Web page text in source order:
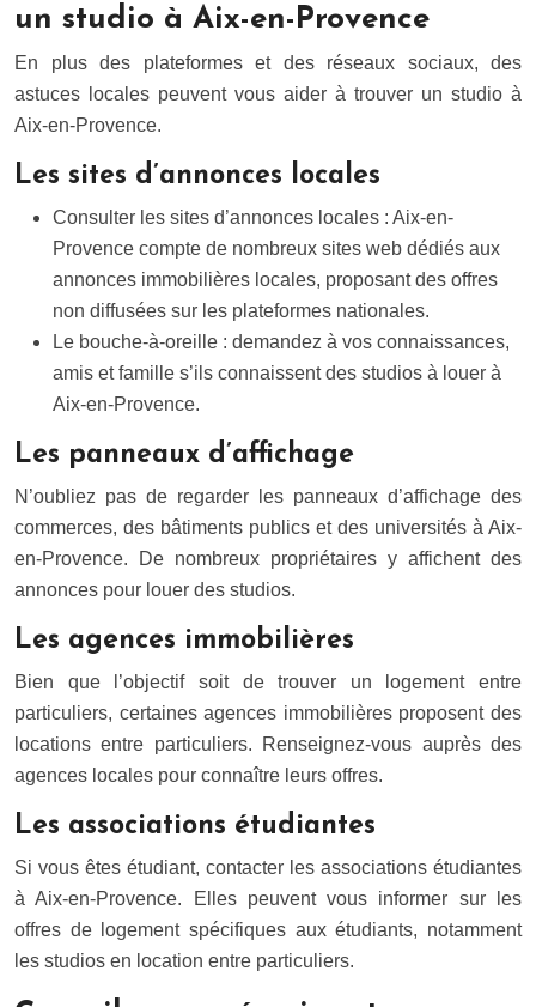
un studio à Aix-en-Provence
En plus des plateformes et des réseaux sociaux, des
astuces locales peuvent vous aider à trouver un studio à
Aix-en-Provence.
Les sites d’annonces locales
Consulter les sites d’annonces locales : Aix-en-
Provence compte de nombreux sites web dédiés aux
annonces immobilières locales, proposant des offres
non diffusées sur les plateformes nationales.
Le bouche-à-oreille : demandez à vos connaissances,
amis et famille s’ils connaissent des studios à louer à
Aix-en-Provence.
Les panneaux d’affichage
N’oubliez pas de regarder les panneaux d’affichage des
commerces, des bâtiments publics et des universités à Aix-
en-Provence. De nombreux propriétaires y affichent des
annonces pour louer des studios.
Les agences immobilières
Bien que l’objectif soit de trouver un logement entre
particuliers, certaines agences immobilières proposent des
locations entre particuliers. Renseignez-vous auprès des
agences locales pour connaître leurs offres.
Les associations étudiantes
Si vous êtes étudiant, contacter les associations étudiantes
à Aix-en-Provence. Elles peuvent vous informer sur les
offres de logement spécifiques aux étudiants, notamment
les studios en location entre particuliers.